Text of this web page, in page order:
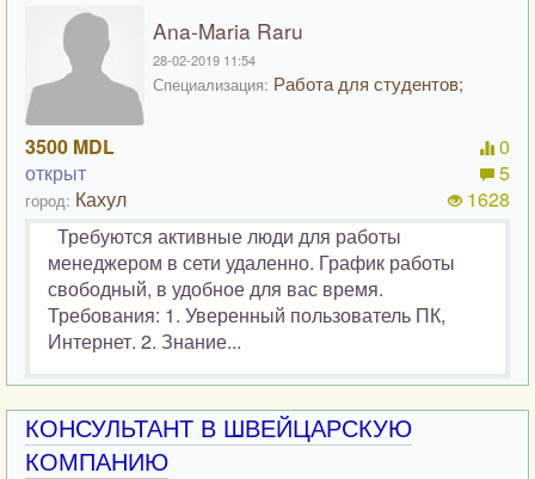
Ana-Maria Raru
28-02-2019 11:54
Специализация: Работа для студентов;
3500 MDL
открыт
город: Кахул
0
5
1628
Требуются активные люди для работы
менеджером в сети удаленно. График работы
свободный, в удобное для вас время.
Требования: 1. Уверенный пользователь ПК,
Интернет. 2. Знание...
КОНСУЛЬТАНТ В ШВЕЙЦАРСКУЮ
КОМПАНИЮ